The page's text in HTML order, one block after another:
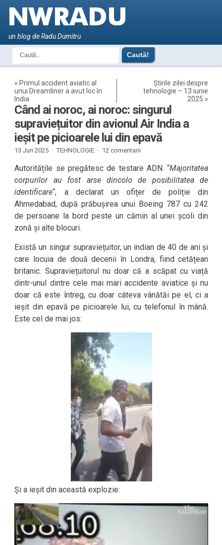
un blog de Radu Dumitru
« Primul accident aviatic al
unui Dreamliner a avut loc în
India
Știrile zilei despre
tehnologie – 13 iunie
2025 »
Când ai noroc, ai noroc: singurul
supraviețuitor din avionul Air India a
ieșit pe picioarele lui din epavă
13 Jun 2025 · TEHNOLOGIE · 12 comentarii
Autoritățile se pregătesc de testare ADN. “Majoritatea
corpurilor au fost arse dincolo de posibilitatea de
identificare“, a declarat un ofițer de poliție din
Ahmedabad, după prăbușirea unui Boeing 787 cu 242
de persoane la bord peste un cămin al unei școli din
zonă și alte blocuri.
Există un singur supraviețuitor, un indian de 40 de ani și
care locuia de două decenii în Londra, fiind cetățean
britanic. Supraviețuitorul nu doar că a scăpat cu viață
dintr-unul dintre cele mai mari accidente aviatice și nu
doar că este întreg, cu doar câteva vânătăi pe el, ci a
ieșit din epavă pe picioarele lui, cu telefonul în mână.
Este cel de mai jos:
Și a ieșit din această explozie: